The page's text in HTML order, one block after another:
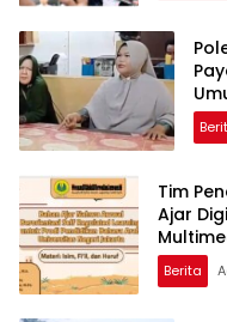
Tim
Ajar
Pemula
Berita